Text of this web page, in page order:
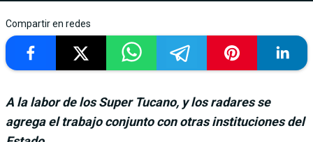
Compartir en redes
A la labor de los Super Tucano, y los radares se
agrega el trabajo conjunto con otras instituciones del